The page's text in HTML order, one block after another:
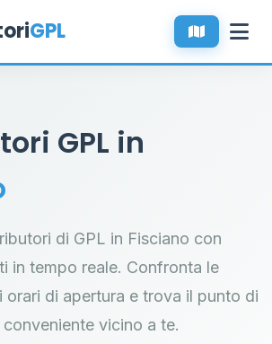
GPL
GPL in
di GPL in Fisciano con
in tempo reale. Confronta le
di apertura e trova il punto di
vicino a te.